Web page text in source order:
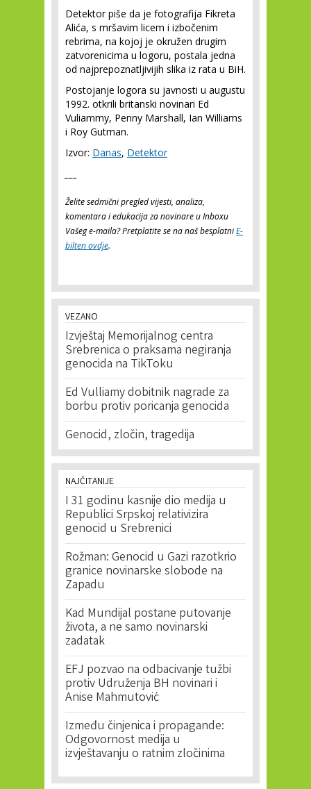
Detektor piše da je fotografija Fikreta
Alića, s mršavim licem i izbočenim
rebrima, na kojoj je okružen drugim
zatvorenicima u logoru, postala jedna
od najprepoznatljivijih slika iz rata u BiH.
Postojanje logora su javnosti u augustu
1992. otkrili britanski novinari Ed
Vuliammy, Penny Marshall, Ian Williams
i Roy Gutman.
Izvor: Danas, Detektor
Želite sedmični pregled vijesti, analiza,
komentara i edukacija za novinare u Inboxu
Vašeg e-maila? Pretplatite se na naš besplatniE-
bilten ovdje.
VEZANO
Izvještaj Memorijalnog centra
Srebrenica o praksama negiranja
genocida na TikToku
Ed Vulliamy dobitnik nagrade za
borbu protiv poricanja genocida
Genocid, zločin, tragedija
NAJČITANIJE
I 31 godinu kasnije dio medija u
Republici Srpskoj relativizira
genocid u Srebrenici
Rožman: Genocid u Gazi razotkrio
granice novinarske slobode na
Zapadu
Kad Mundijal postane putovanje
života, a ne samo novinarski
zadatak
EFJ pozvao na odbacivanje tužbi
protiv Udruženja BH novinari i
Anise Mahmutović
Između činjenica i propagande:
Odgovornost medija u
izvještavanju o ratnim zločinima